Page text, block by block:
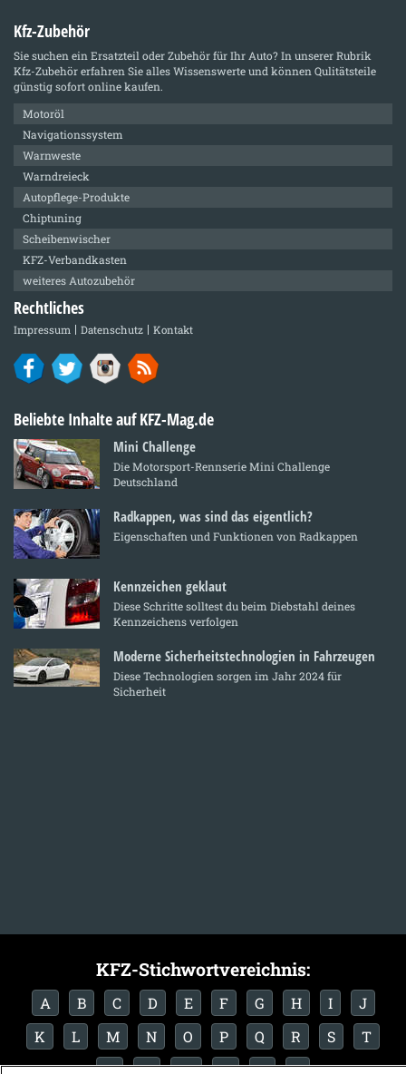
Kfz-Zubehör
Sie suchen ein Ersatzteil oder Zubehör für Ihr Auto? In unserer Rubrik
Kfz-Zubehörerfahren Sie alles Wissenswerte und können Qulitätsteile
günstig sofort online kaufen.
Motoröl
Navigationssystem
Warnweste
Warndreieck
Autopflege-Produkte
Chiptuning
Scheibenwischer
KFZ-Verbandkasten
weiteres Autozubehör
Rechtliches
Impressum Datenschutz Kontakt
Beliebte Inhalte auf KFZ-Mag.de
Mini Challenge
Die Motorsport-Rennserie Mini Challenge
Deutschland
Radkappen, was sind das eigentlich?
Eigenschaften und Funktionen von Radkappen
Kennzeichen geklaut
Diese Schritte solltest du beim Diebstahl deines
Kennzeichens verfolgen
Moderne Sicherheitstechnologien in Fahrzeugen
Diese Technologien sorgen im Jahr 2024 für
Sicherheit
KFZ-Stichwortvereichnis:
A B C D E F G H I
J
K
L M N O P Q R S
T
U
V W X Y Z